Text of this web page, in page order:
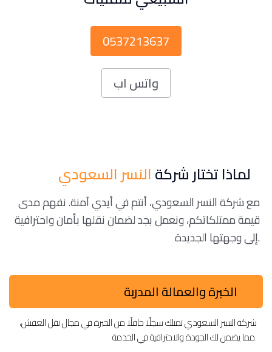
0537213637
واتس اب
لماذا تختار شركةالنسر السعودي
مع شركة النسر السعودي، أنتم في أيدي آمنة. نفهم مدى
قيمة ممتلكاتكم، ونعمل بجد لضمان نقلها بأمان واحترافية
إلى وجهتها الجديدة.
الخبرة والعمالة المدربة
شركة النسر السعودي تمتلك سجلًا حافلًا من الخبرة في مجال نقل العفش،
مما يضمن لك الجودة والاحترافية في الخدمة.